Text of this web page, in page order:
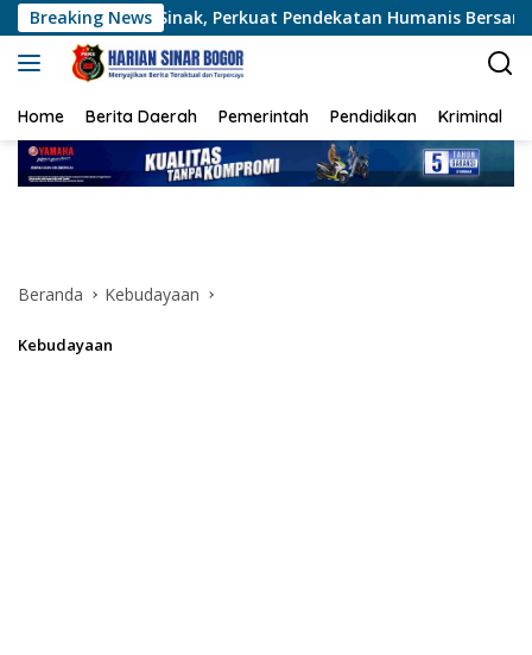
Langsung
ke
konten
Breaking News
Perkuat Pendekatan Humanis Bersama Masyarakat
Home Berita Daerah Pemerintah Pendidikan Kriminal
Beranda Kebudayaan
Kebudayaan